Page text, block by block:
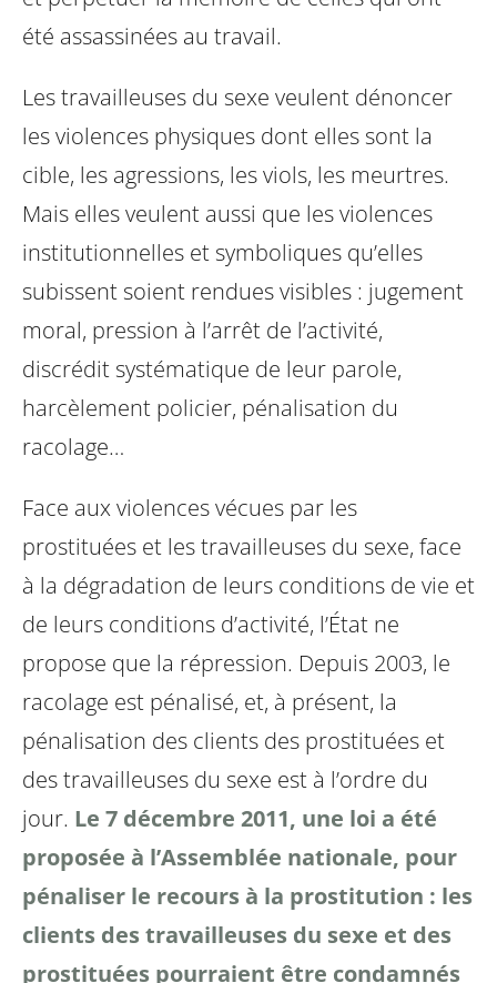
été assassinées au travail.
Les travailleuses du sexe veulent dénoncer
les violences physiques dont elles sont la
cible, les agressions, les viols, les meurtres.
Mais elles veulent aussi que les violences
institutionnelles et symboliques qu’elles
subissent soient rendues visibles : jugement
moral, pression à l’arrêt de l’activité,
discrédit systématique de leur parole,
harcèlement policier, pénalisation du
racolage…
Face aux violences vécues par les
prostituées et les travailleuses du sexe, face
à la dégradation de leurs conditions de vie et
de leurs conditions d’activité, l’État ne
propose que la répression. Depuis 2003, le
racolage est pénalisé, et, à présent, la
pénalisation des clients des prostituées et
des travailleuses du sexe est à l’ordre du
jour. Le 7 décembre 2011, une loi a été
proposée à l’Assemblée nationale, pour
pénaliser le recours à la prostitution : les
clients des travailleuses du sexe et des
prostituées pourraient être condamnés